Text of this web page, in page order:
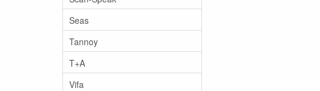
Seas
Tannoy
T+A
Vifa